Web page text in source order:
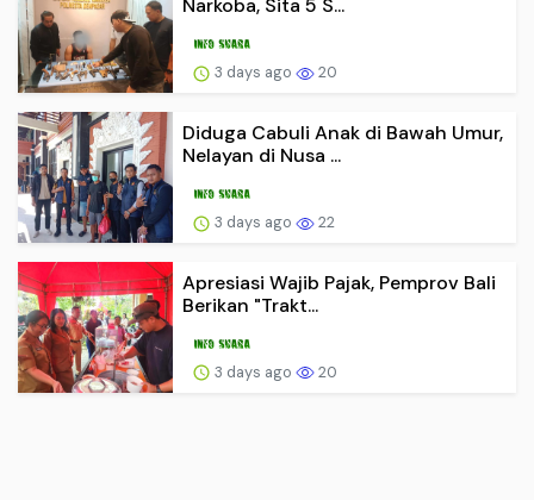
Narkoba, Sita 5 S...
3 days ago 20
Diduga Cabuli Anak di Bawah Umur,
Nelayan di Nusa ...
3 days ago 22
Apresiasi Wajib Pajak, Pemprov Bali
Berikan "Trakt...
3 days ago 20